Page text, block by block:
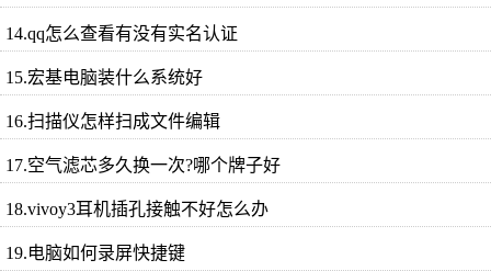
14.qq怎么查看有没有实名认证
15.宏基电脑装什么系统好
16.扫描仪怎样扫成文件编辑
17.空气滤芯多久换一次?哪个牌子好
18.vivoy3耳机插孔接触不好怎么办
19.电脑如何录屏快捷键